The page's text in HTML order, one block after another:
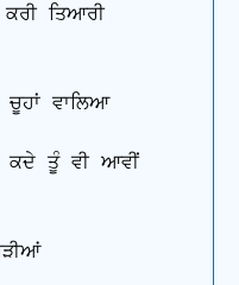
ਤਿਆਰੀ
ਚੂਹਾਂ ਵਾਲਿਆ
ਕਦੇ ਤੂੰ ਵੀ ਆਵੀਂ